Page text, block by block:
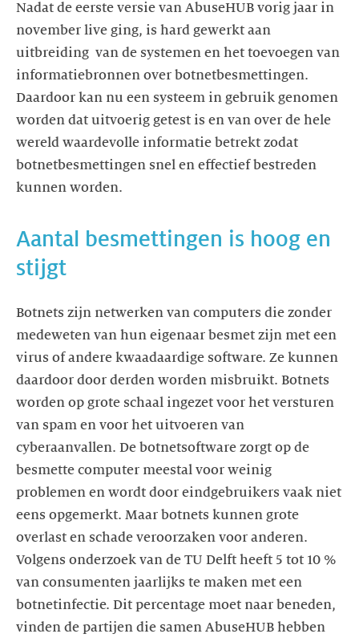
Nadat de eerste versie van AbuseHUB vorig jaar in
november live ging, is hard gewerkt aan
uitbreiding van de systemen en het toevoegen van
informatiebronnen over botnetbesmettingen.
Daardoor kan nu een systeem in gebruik genomen
worden dat uitvoerig getest is en van over de hele
wereld waardevolle informatie betrekt zodat
botnetbesmettingen snel en effectief bestreden
kunnen worden.
Aantal besmettingen is hoog en
stijgt
Botnets zijn netwerken van computers die zonder
medeweten van hun eigenaar besmet zijn met een
virus of andere kwaadaardige software. Ze kunnen
daardoor door derden worden misbruikt. Botnets
worden op grote schaal ingezet voor het versturen
van spam en voor het uitvoeren van
cyberaanvallen. De botnetsoftware zorgt op de
besmette computer meestal voor weinig
problemen en wordt door eindgebruikers vaak niet
eens opgemerkt. Maar botnets kunnen grote
overlast en schade veroorzaken voor anderen.
Volgens onderzoek van de TU Delft heeft 5 tot 10 %
van consumenten jaarlijks te maken met een
botnetinfectie. Dit percentage moet naar beneden,
vinden de partijen die samen AbuseHUB hebben